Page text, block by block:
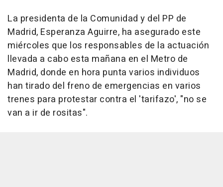
La presidenta de la Comunidad y del PP de
Madrid, Esperanza Aguirre, ha asegurado este
miércoles que los responsables de la actuación
llevada a cabo esta mañana en el Metro de
Madrid, donde en hora punta varios individuos
han tirado del freno de emergencias en varios
trenes para protestar contra el 'tarifazo', "no se
van a ir de rositas".